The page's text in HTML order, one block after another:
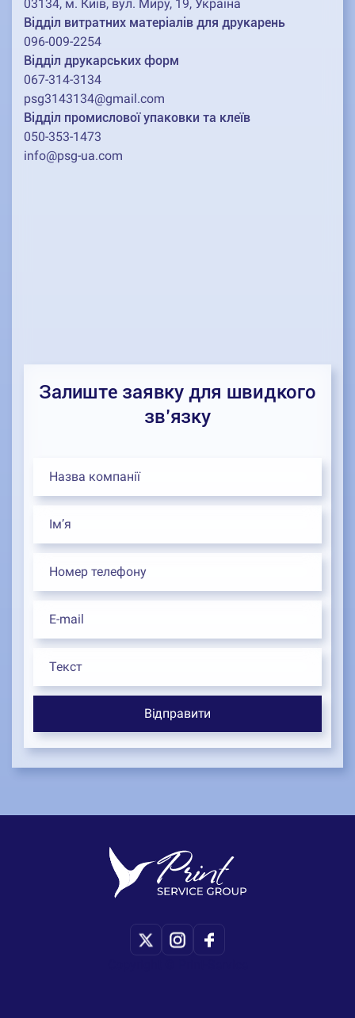
03134, м. Київ, вул. Миру, 19, Україна
Відділ витратних матеріалів для друкарень
096-009-2254
Відділ друкарських форм
067-314-3134
psg3143134@gmail.com
Відділ промислової упаковки та клеїв
050-353-1473
info@psg-ua.com
Залиште заявку для швидкого
зв’язку